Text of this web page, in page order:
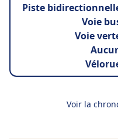
Piste
Voie
Voie
Voir la